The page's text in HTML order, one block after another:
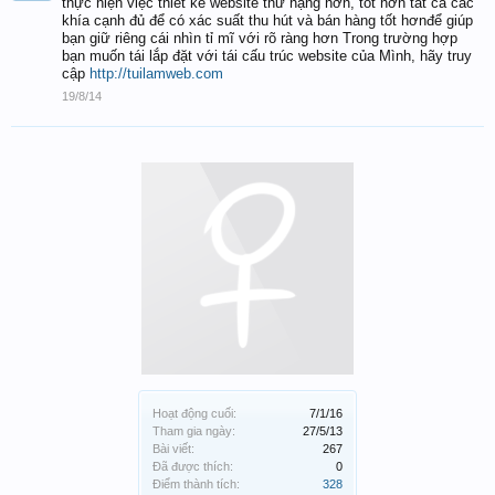
Hoạt động cuối:
7/1/16
Tham gia ngày:
27/5/13
Bài viết:
267
Đã được thích:
0
Điểm thành tích:
328
khía cạnh đủ để có xác suất thu hút và bán hàng tốt hơnđể giúp
bạn giữ riêng cái nhìn tỉ mĩ với rõ ràng hơn Trong trường hợp
bạn muốn tái lắp đặt với tái cấu trúc website của Mình, hãy truy
cập http://tuilamweb.com
19/8/14